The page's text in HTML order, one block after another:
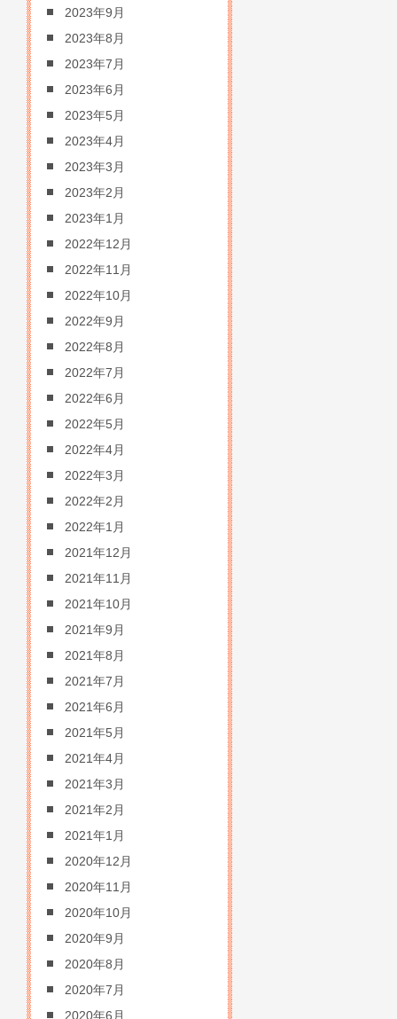
2023年9月
2023年8月
2023年7月
2023年6月
2023年5月
2023年4月
2023年3月
2023年2月
2023年1月
2022年12月
2022年11月
2022年10月
2022年9月
2022年8月
2022年7月
2022年6月
2022年5月
2022年4月
2022年3月
2022年2月
2022年1月
2021年12月
2021年11月
2021年10月
2021年9月
2021年8月
2021年7月
2021年6月
2021年5月
2021年4月
2021年3月
2021年2月
2021年1月
2020年12月
2020年11月
2020年10月
2020年9月
2020年8月
2020年7月
2020年6月